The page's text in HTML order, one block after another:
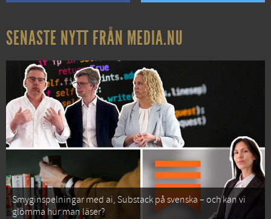
SENASTE NYTT FRÅN MEDIA.NU
Smyginspelningar med ai, Substack på svenska – och kan vi
glömma hur man läser?